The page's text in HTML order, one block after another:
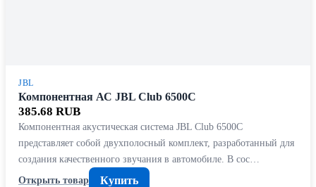
JBL
Компонентная АС JBL Club 6500C
385.68 RUB
Компонентная акустическая система JBL Club 6500C
представляет собой двухполосный комплект, разработанный для
создания качественного звучания в автомобиле. В сос…
Открыть товар
Купить